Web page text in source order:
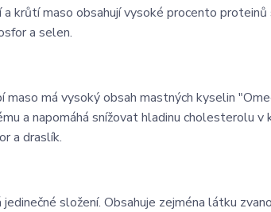
a krůtí maso obsahují vysoké procento
a selen.
maso má vysoký obsah mastných kyselin
a napomáhá snížovat hladinu cholesterolu v
a draslík.
jedinečné složení. Obsahuje zejména látku